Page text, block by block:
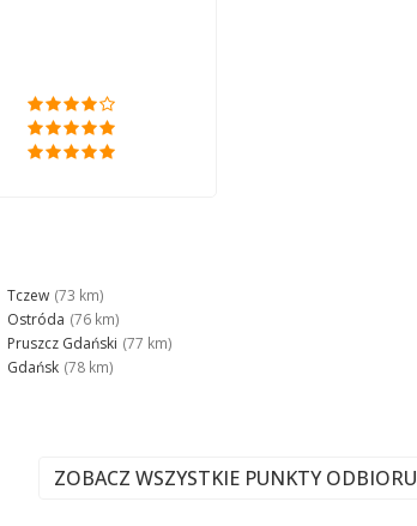
Tczew (73 km)
Ostróda (76 km)
Pruszcz Gdański (77 km)
Gdańsk (78 km)
ZOBACZ WSZYSTKIE PUNKTY ODBIORU